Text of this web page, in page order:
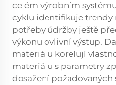
celém výrobním
cyklu identifikuje trendy
potřeby údržby ještě
výkonu ovlivní výstup.
materiálu korelují
materiálu s parametry
dosažení požadovaných